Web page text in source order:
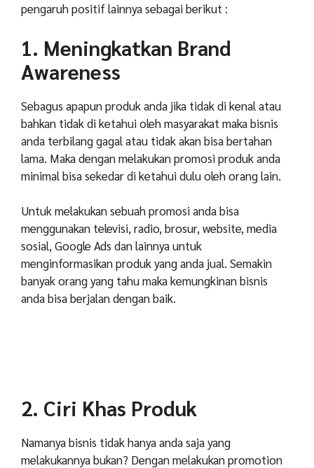
pengaruh positif lainnya sebagai berikut :
1. Meningkatkan Brand
Awareness
Sebagus apapun produk anda jika tidak di kenal atau
bahkan tidak di ketahui oleh masyarakat maka bisnis
anda terbilang gagal atau tidak akan bisa bertahan
lama. Maka dengan melakukan promosi produk anda
minimal bisa sekedar di ketahui dulu oleh orang lain.
Untuk melakukan sebuah promosi anda bisa
menggunakan televisi, radio, brosur, website, media
sosial, Google Ads dan lainnya untuk
menginformasikan produk yang anda jual. Semakin
banyak orang yang tahu maka kemungkinan bisnis
anda bisa berjalan dengan baik.
2. Ciri Khas Produk
Namanya bisnis tidak hanya anda saja yang
melakukannya bukan? Dengan melakukan promotion